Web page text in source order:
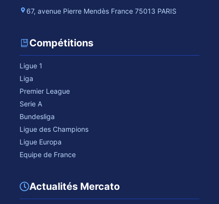
67, avenue Pierre Mendès France 75013 PARIS
Compétitions
Ligue 1
Liga
Premier League
Serie A
Bundesliga
Ligue des Champions
Ligue Europa
Equipe de France
Actualités Mercato